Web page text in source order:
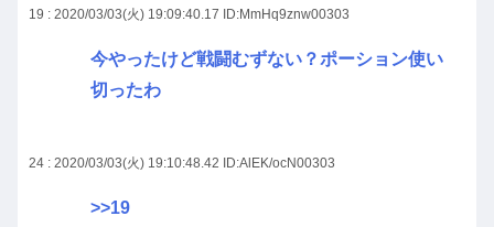
19 : 2020/03/03(火) 19:09:40.17 ID:MmHq9znw00303
今やったけど戦闘むずない？ポーション使い
切ったわ
24 : 2020/03/03(火) 19:10:48.42 ID:AlEK/ocN00303
>>19